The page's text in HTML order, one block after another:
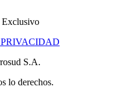
S.A.
lo derechos.